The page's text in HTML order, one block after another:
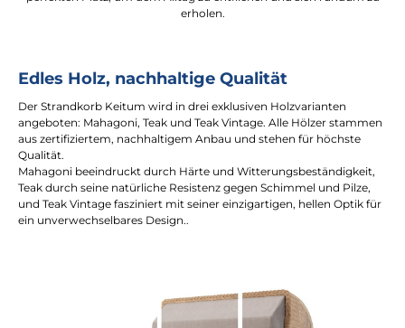
erholen.
Edles Holz, nachhaltige Qualität
Der Strandkorb Keitum wird in drei exklusiven Holzvarianten
angeboten: Mahagoni, Teak und Teak Vintage. Alle Hölzer stammen
aus zertifiziertem, nachhaltigem Anbau und stehen für höchste
Qualität.
Mahagoni beeindruckt durch Härte und Witterungsbeständigkeit,
Teak durch seine natürliche Resistenz gegen Schimmel und Pilze,
und Teak Vintage fasziniert mit seiner einzigartigen, hellen Optik für
ein unverwechselbares Design..